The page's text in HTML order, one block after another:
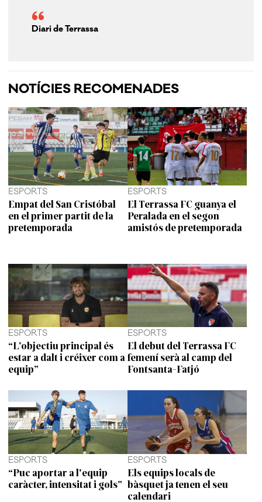
Diari de Terrassa
NOTÍCIES RECOMENADES
ESPORTS
Empat del San Cristóbal
en el primer partit de la
pretemporada
ESPORTS
El Terrassa FC guanya el
Peralada en el segon
amistós de pretemporada
ESPORTS
“L’objectiu principal és
estar a dalt i créixer com a
equip”
ESPORTS
El debut del Terrassa FC
femení serà al camp del
Fontsanta-Fatjó
ESPORTS
“Puc aportar a l'equip
caràcter, intensitat i gols”
ESPORTS
Els equips locals de
bàsquet ja tenen el seu
calendari